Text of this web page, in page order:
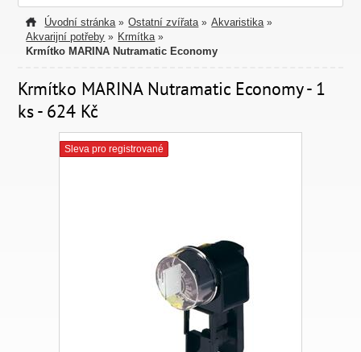
Úvodní stránka » Ostatní zvířata » Akvaristika »
Akvarijní potřeby » Krmítka »
Krmítko MARINA Nutramatic Economy
Krmítko MARINA Nutramatic Economy - 1
ks - 624 Kč
Sleva pro registrované